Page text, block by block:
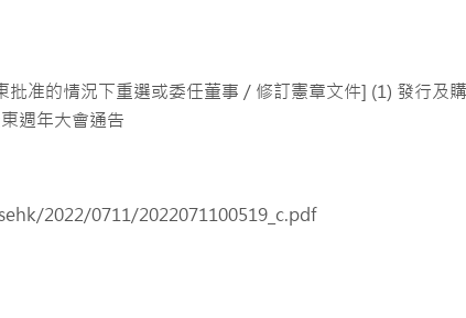
2022/0711/2022071100519_c.pdf